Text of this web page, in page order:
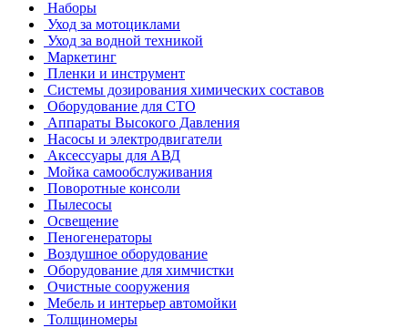
Наборы
Уход за мотоциклами
Уход за водной техникой
Маркетинг
Пленки и инструмент
Системы дозирования химических составов
Оборудование для СТО
Аппараты Высокого Давления
Насосы и электродвигатели
Аксессуары для АВД
Мойка самообслуживания
Поворотные консоли
Пылесосы
Освещение
Пеногенераторы
Воздушное оборудование
Оборудование для химчистки
Очистные сооружения
Мебель и интерьер автомойки
Толщиномеры